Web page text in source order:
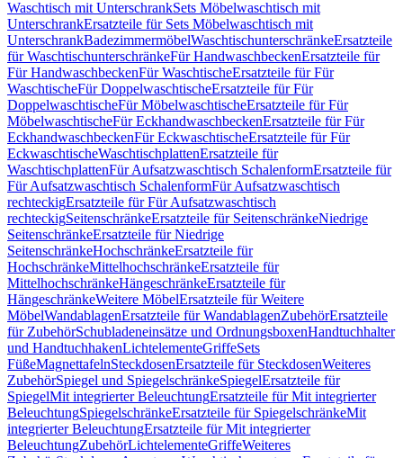
Waschtisch mit UnterschrankSets Möbelwaschtisch mit
UnterschrankErsatzteile für Sets Möbelwaschtisch mit
UnterschrankBadezimmermöbelWaschtischunterschränkeErsatzteile
für WaschtischunterschränkeFür HandwaschbeckenErsatzteile für
Für HandwaschbeckenFür WaschtischeErsatzteile für Für
WaschtischeFür DoppelwaschtischeErsatzteile für Für
DoppelwaschtischeFür MöbelwaschtischeErsatzteile für Für
MöbelwaschtischeFür EckhandwaschbeckenErsatzteile für Für
EckhandwaschbeckenFür EckwaschtischeErsatzteile für Für
EckwaschtischeWaschtischplattenErsatzteile für
WaschtischplattenFür Aufsatzwaschtisch SchalenformErsatzteile für
Für Aufsatzwaschtisch SchalenformFür Aufsatzwaschtisch
rechteckigErsatzteile für Für Aufsatzwaschtisch
rechteckigSeitenschränkeErsatzteile für SeitenschränkeNiedrige
SeitenschränkeErsatzteile für Niedrige
SeitenschränkeHochschränkeErsatzteile für
HochschränkeMittelhochschränkeErsatzteile für
MittelhochschränkeHängeschränkeErsatzteile für
HängeschränkeWeitere MöbelErsatzteile für Weitere
MöbelWandablagenErsatzteile für WandablagenZubehörErsatzteile
für ZubehörSchubladeneinsätze und OrdnungsboxenHandtuchhalter
und HandtuchhakenLichtelementeGriffeSets
FüßeMagnettafelnSteckdosenErsatzteile für SteckdosenWeiteres
ZubehörSpiegel und SpiegelschränkeSpiegelErsatzteile für
SpiegelMit integrierter BeleuchtungErsatzteile für Mit integrierter
BeleuchtungSpiegelschränkeErsatzteile für SpiegelschränkeMit
integrierter BeleuchtungErsatzteile für Mit integrierter
BeleuchtungZubehörLichtelementeGriffeWeiteres